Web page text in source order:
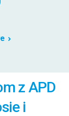
z APD
i